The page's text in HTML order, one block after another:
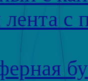
лента с